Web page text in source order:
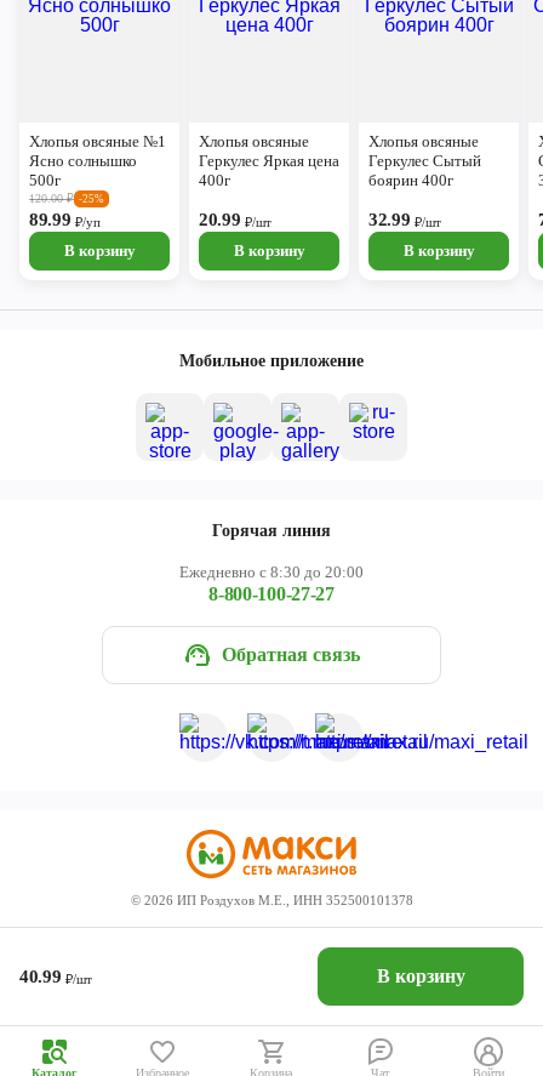
40.99₽/шт В корзину
Хлопья овсяные №1
Ясно солнышко
500г
120.00₽ -25%
89.99₽/уп
В корзину
Хлопья овсяные
Геркулес Яркая цена
400г
20.99₽/шт
В корзину
Хлопья овсяные
Геркулес Сытый
боярин 400г
32.99₽/шт
В корзину
Мобильное приложение
Горячая линия
Ежедневно с 8:30 до 20:00
8-800-100-27-27
Обратная связь
© 2026 ИП Роздухов М.Е., ИНН 352500101378
Каталог Избранное Корзина Чат Войти